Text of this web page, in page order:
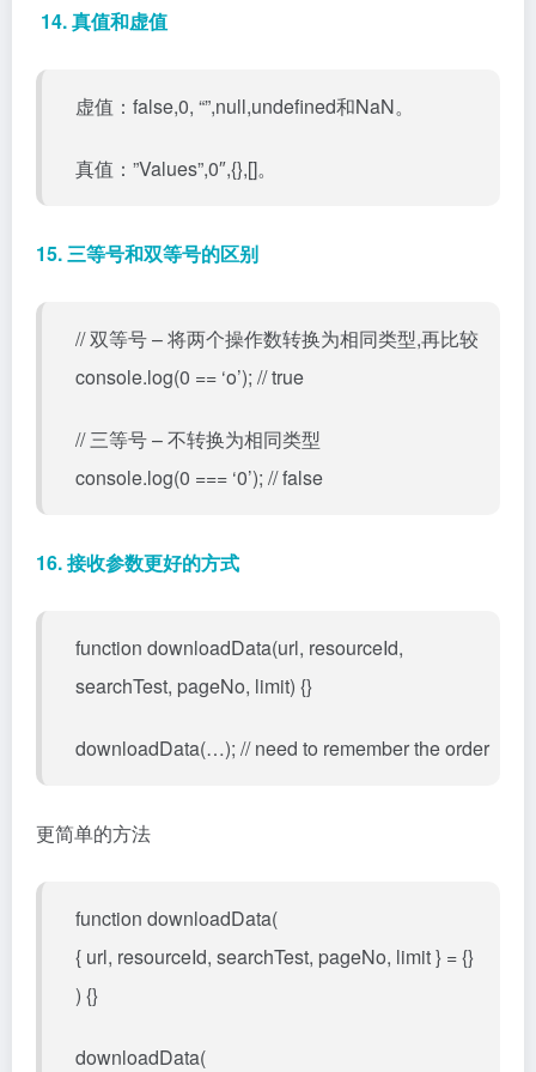
14. 真值和虚值
虚值：false,0, “”,null,undefined和NaN。
真值：”Values”,0″,{},[]。
15. 三等号和双等号的区别
// 双等号 – 将两个操作数转换为相同类型,再比较
console.log(0 == ‘o’); // true
// 三等号 – 不转换为相同类型
console.log(0 === ‘0’); // false
16. 接收参数更好的方式
function downloadData(url, resourceId,
searchTest, pageNo, limit) {}
downloadData(…); // need to remember the order
更简单的方法
function downloadData(
{ url, resourceId, searchTest, pageNo, limit } = {}
) {}
downloadData(